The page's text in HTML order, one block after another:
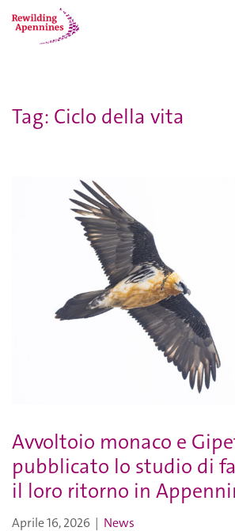
Tag: Ciclo della vita
Avvoltoio monaco e
pubblicato lo studio di
il loro ritorno in
Aprile 16, 2026 | News